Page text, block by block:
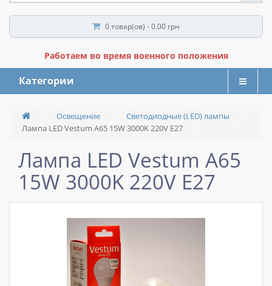
0 товар(ов) - 0.00 грн
Работаем во время военного положения
Категории
Освещение
Светодиодные (LED) лампы
Лампа LED Vestum A65 15W 3000K 220V E27
Лампа LED Vestum A65
15W 3000K 220V E27